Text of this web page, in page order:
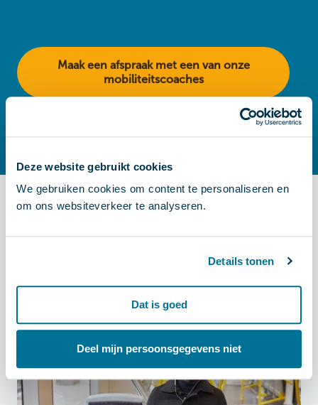
Deze website gebruikt cookies
We gebruiken cookies om content te personaliseren en
om ons websiteverkeer te analyseren.
Details tonen
Dat is goed
Deel mijn persoonsgegevens niet
Maak een afspraak met een van onze
mobiliteitscoaches